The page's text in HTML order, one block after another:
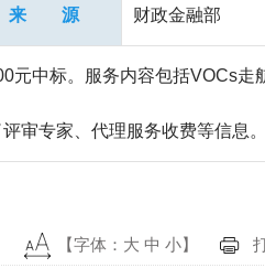
来 源 财政金融部
中标。服务内容包括VOCs走
审专家、代理服务收费等信息。
【字体： 大 中 小】